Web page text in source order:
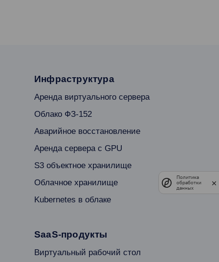
Инфраструктура
Аренда виртуального сервера
Облако ФЗ-152
Аварийное восстановление
Аренда сервера с GPU
S3 объектное хранилище
Облачное хранилище
Kubernetes в облаке
SaaS-продукты
Виртуальный рабочий стол
Политика
обработки
данных